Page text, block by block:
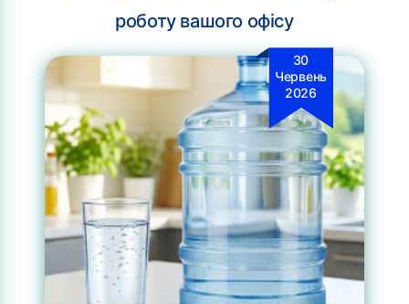
роботу вашого офісу
30
Червень
2026